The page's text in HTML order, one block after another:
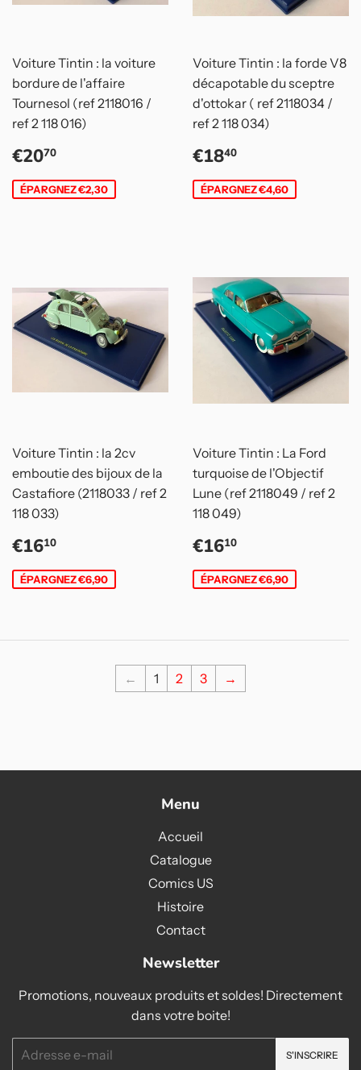
Voiture Tintin : la voiture
bordure de l'affaire
Tournesol (ref 2118016 /
ref 2 118 016)
Prix
réduit
€2070
ÉPARGNEZ €2,30
Voiture Tintin : la forde V8
décapotable du sceptre
d'ottokar ( ref 2118034 /
ref 2 118 034)
Prix
réduit
€1840
ÉPARGNEZ €4,60
Voiture Tintin : la 2cv
emboutie des bijoux de la
Castafiore (2118033 / ref 2
118 033)
Prix
réduit
€1610
ÉPARGNEZ €6,90
Voiture Tintin : La Ford
turquoise de l'Objectif
Lune (ref 2118049 / ref 2
118 049)
Prix
réduit
€1610
ÉPARGNEZ €6,90
← 1 2 3 →
Menu
Accueil
Catalogue
Comics US
Histoire
Contact
Newsletter
Promotions, nouveaux produits et soldes! Directement
dans votre boite!
mails
S'INSCRIRE